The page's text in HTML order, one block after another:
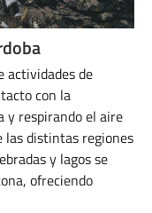
actividades de
con la
y respirando el aire
las distintas regiones
y lagos se
ofreciendo